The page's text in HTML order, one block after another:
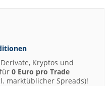
Derivate, Kryptos und
0 Euro pro Trade
marktüblicher Spreads)!